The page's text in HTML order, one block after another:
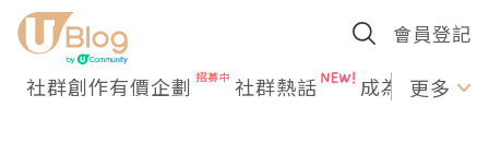
會員登記
社群創作有價企劃 社群熱話 成為U更多